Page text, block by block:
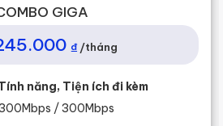
GIÁ :
Sản phẩm, Tính năng, Tiện
Tốc Độ: